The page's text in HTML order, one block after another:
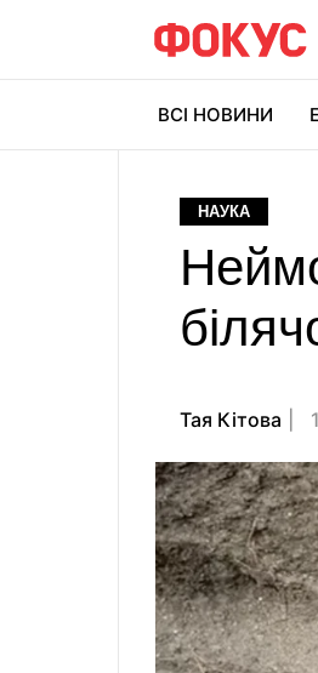
ВСІ НОВИНИ
НАУКА
Тая Кітова